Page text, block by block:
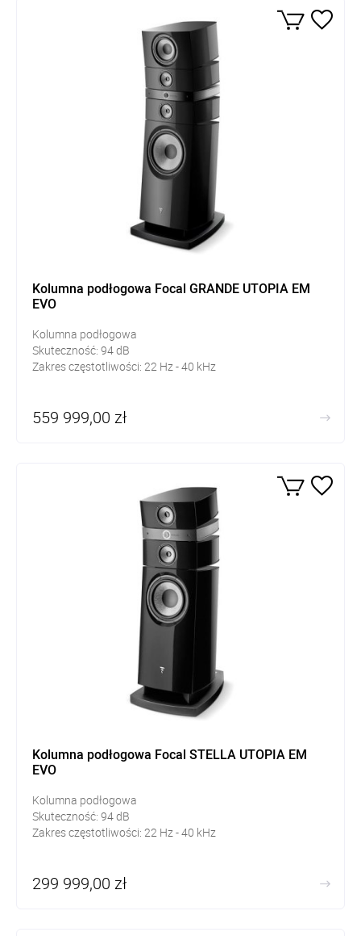
Kolumna podłogowa Focal GRANDE UTOPIA EM
EVO
Kolumna podłogowa
Skuteczność: 94dB
Zakres częstotliwości: 22 Hz - 40 kHz
559 999,00 zł
Kolumna podłogowa Focal STELLA UTOPIA EM
EVO
Kolumna podłogowa
Skuteczność: 94dB
Zakres częstotliwości: 22 Hz - 40 kHz
299 999,00 zł